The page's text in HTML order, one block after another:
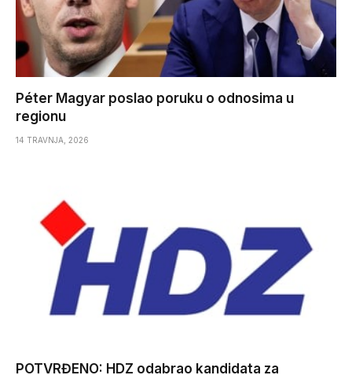
Péter Magyar poslao poruku o odnosima u
regionu
14 TRAVNJA, 2026
POTVRĐENO: HDZ odabrao kandidata za